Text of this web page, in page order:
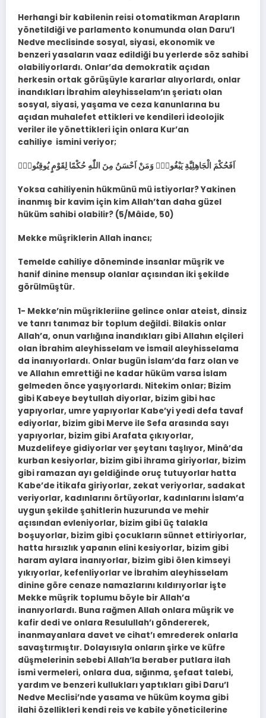
Herhangi bir kabilenin reisi otomatikman Arapların
yönetildiği ve parlamento konumunda olan Daru’l
Nedve meclisinde sosyal, siyasi, ekonomik ve
benzeri yasaların vaaz edildiği bu yerlerde söz sahibi
olabiliyorlardı. Onlar’da demokratik açıdan
herkesin ortak görüşüyle kararlar alıyorlardı, onlar
inandıkları İbrahim aleyhisselam‘ın şeriatı olan
sosyal, siyasi, yaşama ve ceza kanunlarına bu
açıdan muhalefet ettikleri ve kendileri ideolojik
veriler ile yönettikleri için onlara Kur’an
cahiliye ismini veriyor;
Yoksa cahiliyenin hükmünü mü istiyorlar? Yakinen
inanmış bir kavim için kim Allah’tan daha güzel
hüküm sahibi olabilir? (5/Mâide, 50)
Mekke müşriklerin Allah inancı;
Temelde cahiliye döneminde insanlar müşrik ve
hanif dinine mensup olanlar açısından iki şekilde
görülmüştür.
1- Mekke’nin müşrikleriine gelince onlar ateist, dinsiz
ve tanrı tanımaz bir toplum değildi. Bilakis onlar
Allah’a, onun varlığına inandıkları gibi Allahın elçileri
olan İbrahim aleyhisselam ve İsmail aleyhisselama
da inanıyorlardı. Onlar bugün İslam‘da farz olan ve
ve Allahın emrettiği ne kadar hüküm varsa İslam
gelmeden önce yaşıyorlardı. Nitekim onlar; Bizim
gibi Kabeye beytullah diyorlar, bizim gibi hac
yapıyorlar, umre yapıyorlar Kabe’yi yedi defa tavaf
ediyorlar, bizim gibi Merve ile Sefa arasında sayı
yapıyorlar, bizim gibi Arafata çıkıyorlar,
Muzdelifeye gidiyorlar ver şeytanı taşlıyor, Minâ’da
kurban kesiyorlar, bizim gibi ihrama giriyorlar, bizim
gibi ramazan ayı geldiğinde oruç tutuyorlar hatta
Kabe’de itikafa giriyorlar, zekat veriyorlar, sadakat
veriyorlar, kadınlarını örtüyorlar, kadınlarını İslam’a
uygun şekilde şahitlerin huzurunda ve mehir
açısından evleniyorlar, bizim gibi üç talakla
boşuyorlar, bizim gibi çocukların sünnet ettiriyorlar,
hatta hırsızlık yapanın elini kesiyorlar, bizim gibi
haram aylara inanıyorlar, bizim gibi ölen kimseyi
yıkıyorlar, kefenliyorlar ve İbrahim aleyhisselam
dinine göre cenaze namazlarını kıldırıyorlar işte
Mekke müşrik toplumu böyle bir Allah’a
inanıyorlardı. Buna rağmen Allah onlara müşrik ve
kafir dedi ve onlara Resulullah’ı göndererek,
inanmayanlara davet ve cihat’ı emrederek onlarla
savaştırmıştır. Dolayısıyla onların şirke ve küfre
düşmelerinin sebebi Allah‘la beraber putlara ilah
ismi vermeleri, onlara dua, sığınma, şefaat talebi,
yardım ve benzeri kullukları yaptıkları gibi Daru’l
Nedve Meclisi’nde yasama ve hüküm koyma gibi
ilahi özellikleri kendi reis ve kabile yöneticilerine